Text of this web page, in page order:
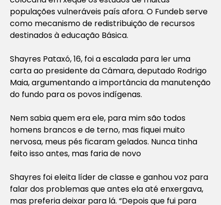
populações vulneráveis país afora. O Fundeb serve
como mecanismo de redistribuição de recursos
destinados à educação Básica.
Shayres Pataxó, 16, foi a escalada para ler uma
carta ao presidente da Câmara, deputado Rodrigo
Maia, argumentando a importância da manutenção
do fundo para os povos indígenas.
Nem sabia quem era ele, para mim são todos
homens brancos e de terno, mas fiquei muito
nervosa, meus pés ficaram gelados. Nunca tinha
feito isso antes, mas faria de novo
Shayres foi eleita líder de classe e ganhou voz para
falar dos problemas que antes ela até enxergava,
mas preferia deixar para lá. “Depois que fui para